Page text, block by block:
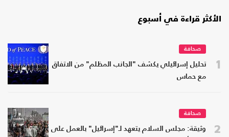
الأكثر قراءة في أسبوع
1
صحافة
تحليل إسرائيلي يكشف "الجانب المظلم" من الاتفاق
مع حماس
2
صحافة
وثيقة: مجلس السلام يتعهد لـ"إسرائيل" بالعمل على